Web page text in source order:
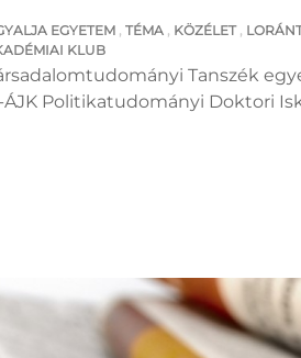
EGYETEM ,TÉMA , KÖZÉLET,
KLUB
Tanszék
ÁJK Politikatudományi Doktori